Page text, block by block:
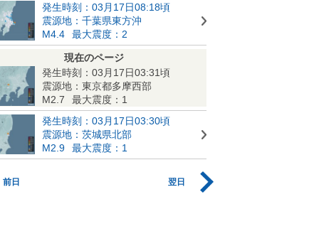
発生時刻：03月17日08:18頃
震源地：千葉県東方沖
M4.4
最大震度：2
現在のページ
発生時刻：03月17日03:31頃
震源地：東京都多摩西部
M2.7
最大震度：1
発生時刻：03月17日03:30頃
震源地：茨城県北部
M2.9
最大震度：1
前日 翌日